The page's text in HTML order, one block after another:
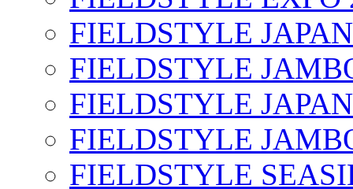
FIELDSTYLE
FIELDSTYLE
FIELDSTYLE
FIELDSTYLE
FIELDSTYLE